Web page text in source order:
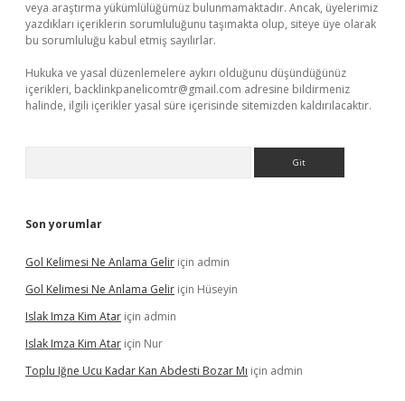
veya araştırma yükümlülüğümüz bulunmamaktadır. Ancak, üyelerimiz
yazdıkları içeriklerin sorumluluğunu taşımakta olup, siteye üye olarak
bu sorumluluğu kabul etmiş sayılırlar.
Hukuka ve yasal düzenlemelere aykırı olduğunu düşündüğünüz
içerikleri, backlinkpanelicomtr@gmail.com adresine bildirmeniz
halinde, ilgili içerikler yasal süre içerisinde sitemizden kaldırılacaktır.
Son yorumlar
Gol Kelimesi Ne Anlama Gelir için admin
Gol Kelimesi Ne Anlama Gelir için Hüseyin
Islak Imza Kim Atar için admin
Islak Imza Kim Atar için Nur
Toplu Iğne Ucu Kadar Kan Abdesti Bozar Mı için admin